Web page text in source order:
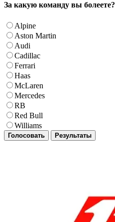
За какую команду вы болеете?
Alpine
Aston Martin
Audi
Cadillac
Ferrari
Haas
McLaren
Mercedes
RB
Red Bull
Williams
Голосовать Результаты